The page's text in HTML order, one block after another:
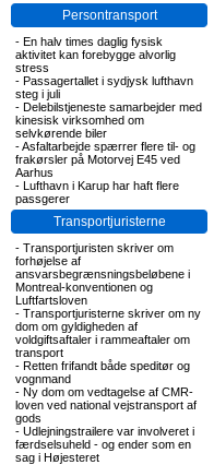
Persontransport
- En halv times daglig fysisk
aktivitet kan forebygge alvorlig
stress
- Passagertallet i sydjysk lufthavn
steg i juli
- Delebilstjeneste samarbejder med
kinesisk virksomhed om
selvkørende biler
-Asfaltarbejde spærrer flere til- og
frakørsler på Motorvej E45 ved
Aarhus
- Lufthavn i Karup har haft flere
passgerer
Transportjuristerne
- Transportjuristen skriver om
forhøjelse af
ansvarsbegrænsningsbeløbene i
Montreal-konventionen og
Luftfartsloven
- Transportjuristerne skriver om ny
dom om gyldigheden af
voldgiftsaftaler i rammeaftaler om
transport
- Retten frifandt både speditør og
vognmand
- Ny dom om vedtagelse af CMR-
loven ved national vejstransport af
gods
- Udlejningstrailere var involveret i
færdselsuheld - og ender som en
sag i Højesteret